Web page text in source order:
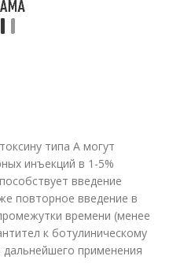
типа А могут
инъекций в 1-5%
введение
повторное введение в
времени (менее
к ботулиническому
применения